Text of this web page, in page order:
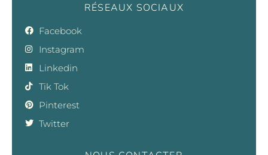
RÉSEAUX SOCIAUX
Facebook
Instagram
Linkedin
Tik Tok
Pinterest
Twitter